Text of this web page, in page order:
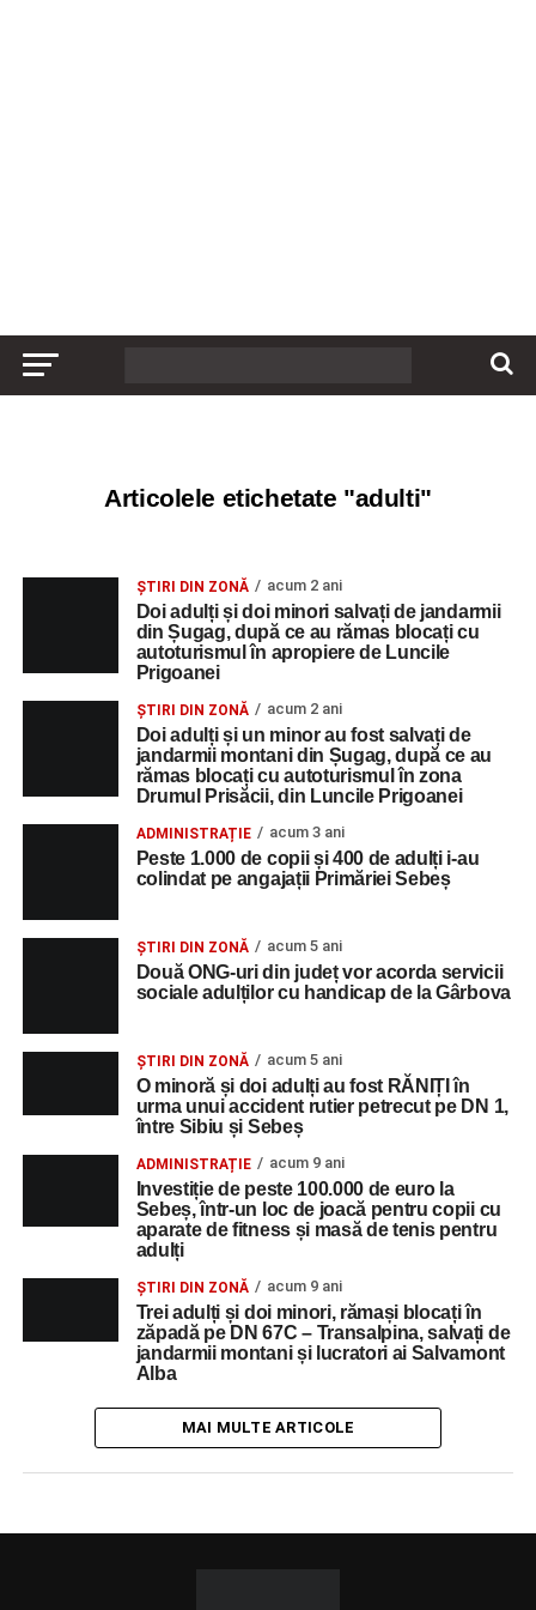
Articolele etichetate "adulti"
ȘTIRI DIN ZONĂ acum 2 ani
Doi adulți și doi minori salvați de jandarmii
din Șugag, după ce au rămas blocați cu
autoturismul în apropiere de Luncile
Prigoanei
ȘTIRI DIN ZONĂ acum 2 ani
Doi adulți și un minor au fost salvați de
jandarmii montani din Șugag, după ce au
rămas blocați cu autoturismul în zona
Drumul Prisăcii, din Luncile Prigoanei
ADMINISTRAȚIE acum 3 ani
Peste 1.000 de copii și 400 de adulți i-au
colindat pe angajații Primăriei Sebeș
ȘTIRI DIN ZONĂ acum 5 ani
Două ONG-uri din județ vor acorda servicii
sociale adulților cu handicap de la Gârbova
ȘTIRI DIN ZONĂ acum 5 ani
O minoră și doi adulți au fost RĂNIȚI în
urma unui accident rutier petrecut pe DN 1,
între Sibiu și Sebeș
ADMINISTRAȚIE acum 9 ani
Investiție de peste 100.000 de euro la
Sebeș, într-un loc de joacă pentru copii cu
aparate de fitness și masă de tenis pentru
adulți
ȘTIRI DIN ZONĂ acum 9 ani
Trei adulți și doi minori, rămași blocați în
zăpadă pe DN 67C – Transalpina, salvați de
jandarmii montani și lucratori ai Salvamont
Alba
MAI MULTE ARTICOLE